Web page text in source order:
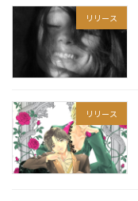
リリース
リリース